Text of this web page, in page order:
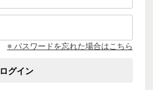
※ パスワードを忘れた場合はこちら
ログイン